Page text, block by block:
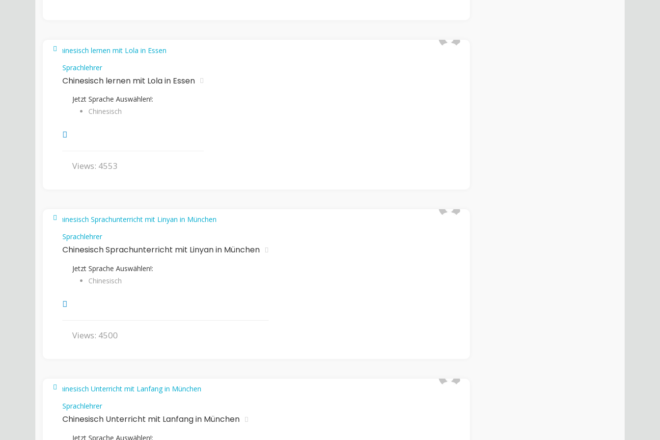
Sprachlehrer
Chinesisch lernen mit Lola in Essen
Jetzt Sprache Auswählen!:
Chinesisch
Views: 4553
Sprachlehrer
Chinesisch Sprachunterricht mit Linyan in München
Jetzt Sprache Auswählen!:
Chinesisch
Views: 4500
Sprachlehrer
Chinesisch Unterricht mit Lanfang in München
Jetzt Sprache Auswählen!: